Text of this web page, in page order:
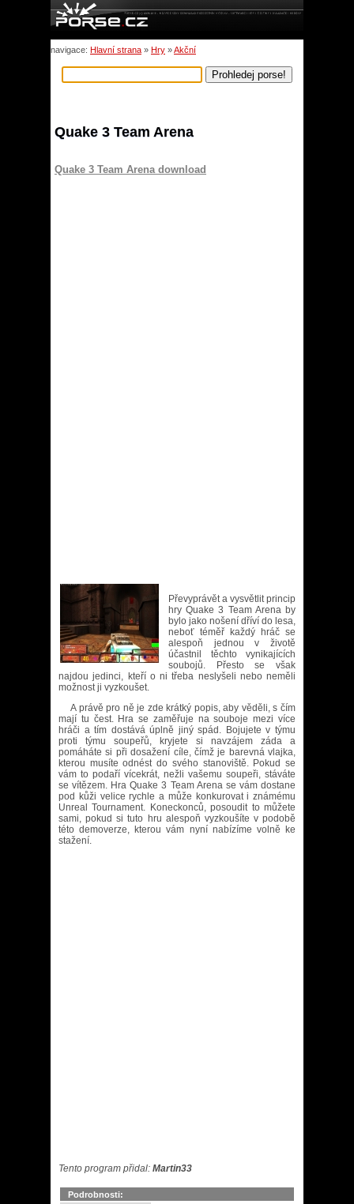
navigace: Hlavní strana » Hry »Akční
Quake 3 Team Arena
Quake 3 Team Arena download
Převyprávět a vysvětlit princip
hry Quake 3 Team Arena by
bylo jako nošení dříví do lesa,
neboť téměř každý hráč se
alespoň jednou v životě
účastnil těchto vynikajících
soubojů. Přesto se však
najdou jedinci, kteří o ni třeba neslyšeli nebo neměli
možnost ji vyzkoušet.
A právě pro ně je zde krátký popis, aby věděli, s čím
mají tu čest. Hra se zaměřuje na souboje mezi více
hráči a tím dostává úplně jiný spád. Bojujete v týmu
proti týmu soupeřů, kryjete si navzájem záda a
pomáháte si při dosažení cíle, čímž je barevná vlajka,
kterou musíte odnést do svého stanoviště. Pokud se
vám to podaří vícekrát, nežli vašemu soupeři, stáváte
se vítězem. Hra Quake 3 Team Arena se vám dostane
pod kůži velice rychle a může konkurovat i známému
Unreal Tournament. Koneckonců, posoudit to můžete
sami, pokud si tuto hru alespoň vyzkoušíte v podobě
této demoverze, kterou vám nyní nabízíme volně ke
stažení.
Tento program přidal: Martin33
Podrobnosti: